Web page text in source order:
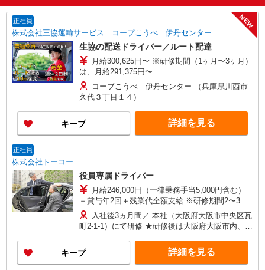
正社員
株式会社三協運輸サービス コープこうべ 伊丹センター
NEW
生協の配送ドライバー／ルート配達
月給300,625円〜 ※研修期間（1ヶ月〜3ヶ月）
は、月給291,375円〜
コープこうべ 伊丹センター （兵庫県川西市
久代３丁目１４）
キープ 詳細を見る
正社員
株式会社トーコー
役員専属ドライバー
月給246,000円（一律乗務手当5,000円含む）
＋賞与年2回＋残業代全額支給 ※研修期間2〜3ヵ
月 月給241,000円（乗務手当支給なし） ◆年収
例／430万円 （2年目 月給246,000円、時間外・
休日出勤・他手当含む） ◆年収例／480万円 （4
年目 月給246,000円、時間外・休日出勤・他手当
含む） 想定年収：320万円〜500万円目指せます
入社後3ヵ月間／ 本社（大阪府大阪市中央区瓦
町2-1-1）にて研修 ★研修後は大阪府大阪市内、阪
・大阪市中央区 ・大阪市天王寺区 ・吹田市 ・東
大阪市 ・尼崎市 など ◎希望を十分に考慮して配
キープ 詳細を見る